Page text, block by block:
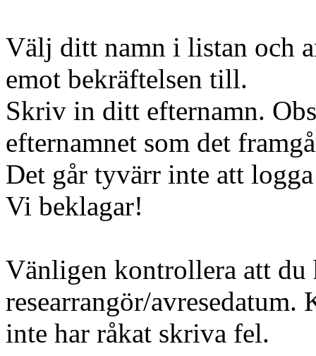
Välj ditt namn i listan och
emot bekräftelsen till.
Skriv in ditt efternamn.
efternamnet som det
Det går tyvärr inte att
Vi beklagar!
Vänligen kontrollera att du
researrangör/
inte har råkat skriva fel.